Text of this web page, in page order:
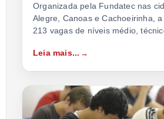
Organizada pela Fundatec nas
Alegre, Canoas e Cachoeirinha,
213 vagas de níveis médio,
Leia mais...